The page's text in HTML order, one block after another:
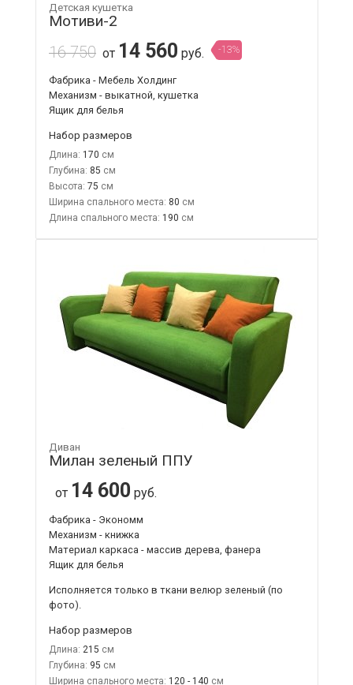
Детская кушетка
Мотиви-2
16 750 от 14 560 руб. -13%
Фабрика - Мебель Холдинг
Механизм - выкатной, кушетка
Ящик для белья
Набор размеров
Длина: 170
Глубина: 85
Высота: 75
Ширина спального места: 80
Длина спального места: 190
Диван
Милан зеленый ППУ
от 14 600 руб.
Фабрика - Экономм
Механизм - книжка
Материал каркаса - массив дерева, фанера
Ящик для белья
Исполняется только в ткани велюр зеленый (по
фото).
Набор размеров
Длина: 215
Глубина: 95
Ширина спального места: 120 - 140